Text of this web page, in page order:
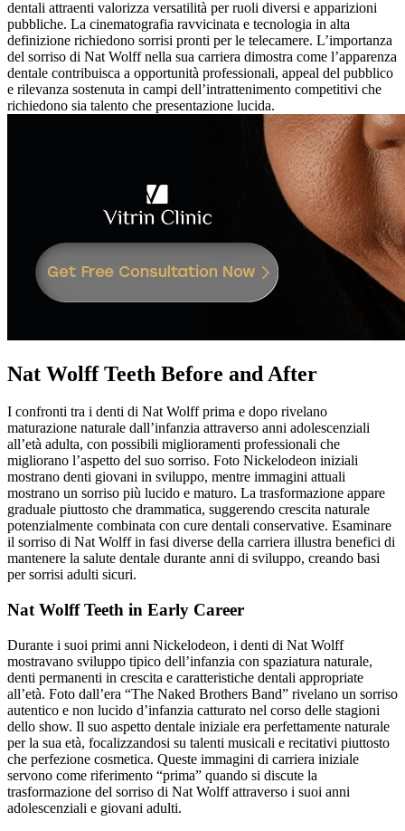
dentali attraenti valorizza versatilità per ruoli diversi e apparizioni
pubbliche. La cinematografia ravvicinata e tecnologia in alta
definizione richiedono sorrisi pronti per le telecamere. L’importanza
del sorriso di Nat Wolff nella sua carriera dimostra come l’apparenza
dentale contribuisca a opportunità professionali, appeal del pubblico
e rilevanza sostenuta in campi dell’intrattenimento competitivi che
richiedono sia talento che presentazione lucida.
Nat Wolff Teeth Before and After
I confronti tra i denti di Nat Wolff prima e dopo rivelano
maturazione naturale dall’infanzia attraverso anni adolescenziali
all’età adulta, con possibili miglioramenti professionali che
migliorano l’aspetto del suo sorriso. Foto Nickelodeon iniziali
mostrano denti giovani in sviluppo, mentre immagini attuali
mostrano un sorriso più lucido e maturo. La trasformazione appare
graduale piuttosto che drammatica, suggerendo crescita naturale
potenzialmente combinata con cure dentali conservative. Esaminare
il sorriso di Nat Wolff in fasi diverse della carriera illustra benefici di
mantenere la salute dentale durante anni di sviluppo, creando basi
per sorrisi adulti sicuri.
Nat Wolff Teeth in Early Career
Durante i suoi primi anni Nickelodeon, i denti di Nat Wolff
mostravano sviluppo tipico dell’infanzia con spaziatura naturale,
denti permanenti in crescita e caratteristiche dentali appropriate
all’età. Foto dall’era “The Naked Brothers Band” rivelano un sorriso
autentico e non lucido d’infanzia catturato nel corso delle stagioni
dello show. Il suo aspetto dentale iniziale era perfettamente naturale
per la sua età, focalizzandosi su talenti musicali e recitativi piuttosto
che perfezione cosmetica. Queste immagini di carriera iniziale
servono come riferimento “prima” quando si discute la
trasformazione del sorriso di Nat Wolff attraverso i suoi anni
adolescenziali e giovani adulti.